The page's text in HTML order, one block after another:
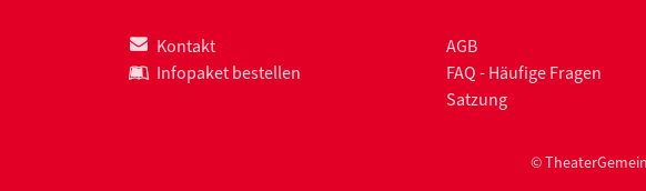
Kontakt
Infopaket bestellen
AGB
FAQ - Häufige Fragen
Satzung
©